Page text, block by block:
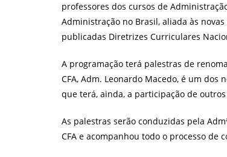
professores dos cursos de
Administração no Brasil, aliada às
publicadas Diretrizes Curriculares
A programação terá palestras de
CFA, Adm. Leonardo Macedo, é um
que terá, ainda, a participação de
As palestras serão conduzidas pela
CFA e acompanhou todo o processo de